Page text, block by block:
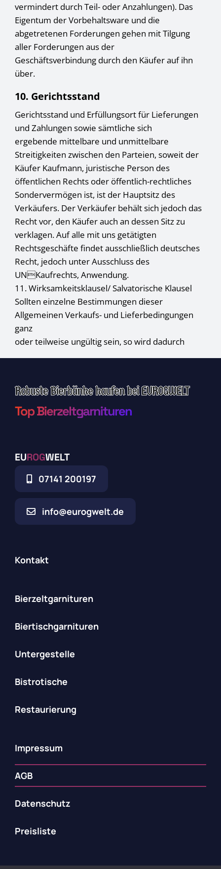
vermindert durch Teil- oder Anzahlungen). Das
Eigentum der Vorbehaltsware und die
abgetretenen Forderungen gehen mit Tilgung
aller Forderungen aus der
Geschäftsverbindung durch den Käufer auf ihn
über.
10. Gerichtsstand
Gerichtsstand und Erfüllungsort für Lieferungen
und Zahlungen sowie sämtliche sich
ergebende mittelbare und unmittelbare
Streitigkeiten zwischen den Parteien, soweit der
Käufer Kaufmann, juristische Person des
öffentlichen Rechts oder öffentlich-rechtliches
Sondervermögen ist, ist der Hauptsitz des
Verkäufers. Der Verkäufer behält sich jedoch das
Recht vor, den Käufer auch an dessen Sitz zu
verklagen. Auf alle mit uns getätigten
Rechtsgeschäfte findet ausschließlich deutsches
Recht, jedoch unter Ausschluss des
UNKaufrechts, Anwendung.
11. Wirksamkeitsklausel/ Salvatorische Klausel
Sollten einzelne Bestimmungen dieser
Allgemeinen Verkaufs- und Lieferbedingungen
ganz
oder teilweise ungültig sein, so wird dadurch
Robuste Bierbänke kaufen bei EUROGWELT
Top Bierzeltgarnituren
EUROGWELT
07141 200197
info@eurogwelt.de
Kontakt
Bierzeltgarnituren
Biertischgarnituren
Untergestelle
Bistrotische
Restaurierung
Impressum
AGB
Datenschutz
Preisliste